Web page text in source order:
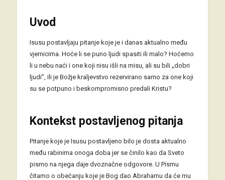
Uvod
Isusu postavljaju pitanje koje je i danas aktualno među
vjernicima. Hoće li se puno ljudi spasiti ili malo? Hoćemo
li u nebu naći i one koji nisu išli na misu, ali su bili „dobri
ljudi”, ili je Božje kraljevstvo rezervirano samo za one koji
su se potpuno i beskompromisno predali Kristu?
Kontekst postavljenog pitanja
Pitanje koje je Isusu postavljeno bilo je dosta aktualno
među rabinima onoga doba jer se činilo kao da Sveto
pismo na njega daje dvoznačne odgovore. U Pismu
čitamo o obećanju koje je Bog dao Abrahamu da će mu